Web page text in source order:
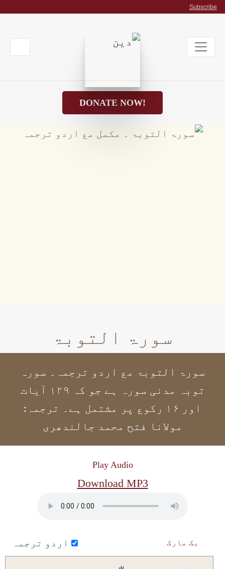
Subscribe
DONATE NOW!
سورۃ التوبۃ
سورۃ التوبۃ مع اردو ترجمہ۔ سورہ
توبہ مدنی سورہ ہے جو کہ ۱۲۹ آیات
اور ۱۶ رکوع پر مشتمل ہے۔ ترجمہ:
مولانا فتح محمد جالندھری
Play Audio
Download MP3
بک مارک اردو ترجمہ